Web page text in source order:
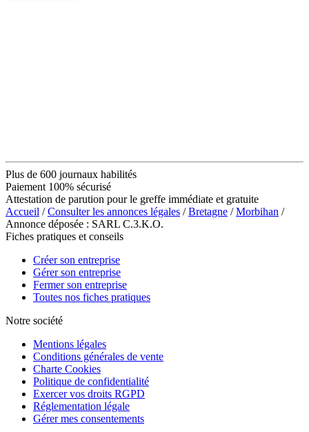
Plus de 600 journaux habilités
Paiement 100% sécurisé
Attestation de parution pour le greffe immédiate et gratuite
Accueil /Consulter les annonces légales /Bretagne /Morbihan /
Annonce déposée : SARL C.3.K.O.
Fiches pratiques et conseils
Créer son entreprise
Gérer son entreprise
Fermer son entreprise
Toutes nos fiches pratiques
Notre société
Mentions légales
Conditions générales de vente
Charte Cookies
Politique de confidentialité
Exercer vos droits RGPD
Réglementation légale
Gérer mes consentements